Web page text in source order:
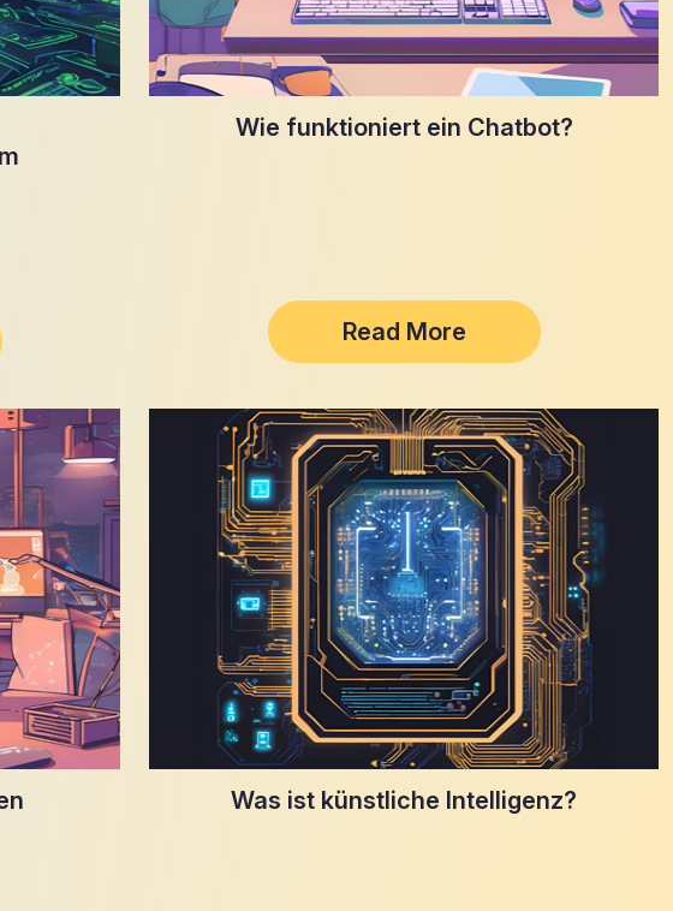
Wie funktioniert ein Chatbot?
Read More
Was ist künstliche Intelligenz?